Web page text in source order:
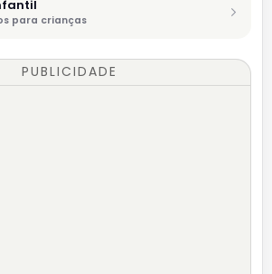
para crianças
PUBLICIDADE